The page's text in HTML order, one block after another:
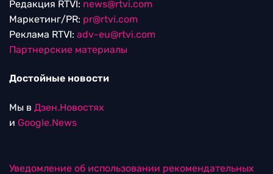
Редакция RTVI: news@rtvi.com
Маркетинг/PR: pr@rtvi.com
Реклама RTVI: adv-eu@rtvi.com
Партнерские материалы
Достойные новости
Мы в Дзен.Новостях
и Google.News
Уведомление об использовании рекомендательных